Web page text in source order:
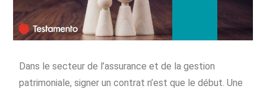
Dans le secteur de l’assurance et de la gestion
patrimoniale, signer un contrat n’est que le début. Une